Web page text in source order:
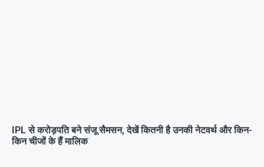
IPL से करोड़पति बने संजू सैमसन, देखें कितनी है उनकी नेटवर्थ और किन-
किन चीजों के हैं मालिक